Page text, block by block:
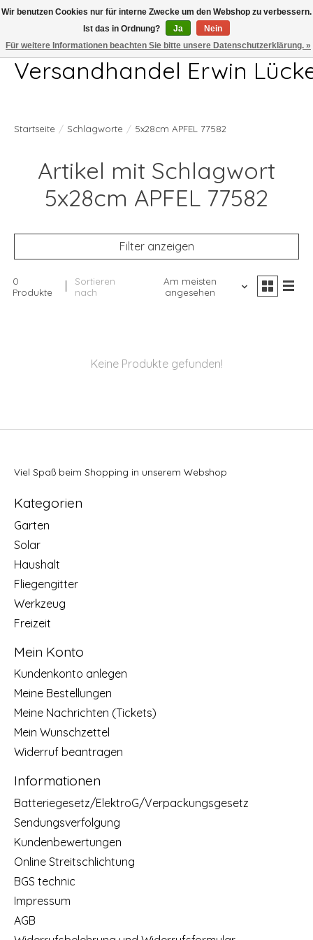
Telefon 04407 715872 MO-DO 7.00-17.00Uhr FR 7.00-13.00Uhr
Versandhandel Erwin
Startseite / Schlagworte / 5x28cm APFEL 77582
Artikel mit Schlagwort
5x28cm APFEL 77582
Filter anzeigen
0
Produkte
Sortieren
nach
Am meisten
angesehen
Keine Produkte gefunden!
Viel Spaß beim Shopping in unserem Webshop
Kategorien
Garten
Solar
Haushalt
Fliegengitter
Werkzeug
Freizeit
Mein Konto
Kundenkonto anlegen
Meine Bestellungen
Meine Nachrichten (Tickets)
Mein Wunschzettel
Widerruf beantragen
Informationen
Batteriegesetz/ElektroG/Verpackungsgesetz
Sendungsverfolgung
Kundenbewertungen
Online Streitschlichtung
BGS technic
Impressum
AGB
Wir benutzen Cookies nur für interne Zwecke um den Webshop zu verbessern.
Ist das in Ordnung?
Ja
Nein
Für weitere Informationen beachten Sie bitte unsere Datenschutzerklärung. »